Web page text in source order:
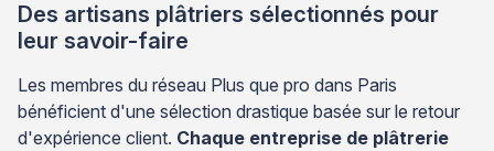
Des artisans plâtriers sélectionnés pour
leur savoir-faire
Les membres du réseau Plus que pro dans Paris
bénéficient d'une sélection drastique basée sur le retour
d'expérience client. Chaque entreprise de plâtrerie